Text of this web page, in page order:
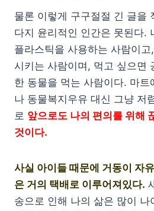
물론 이렇게 구구절절 긴 글을
다지 윤리적인 인간은 못된다.
플라스틱을 사용하는 사람이
시키는 사람이며, 먹고 싶으면
한 동물을 먹는 사람이다. 마트
나 동물복지우유 대신 그냥 저
로 앞으로도 나의 편의를 위해
것이다.
사실 아이들 때문에 거동이 자
은 거의 택배로 이루어져있다.
송으로 인해 나의 삶은 많이 나